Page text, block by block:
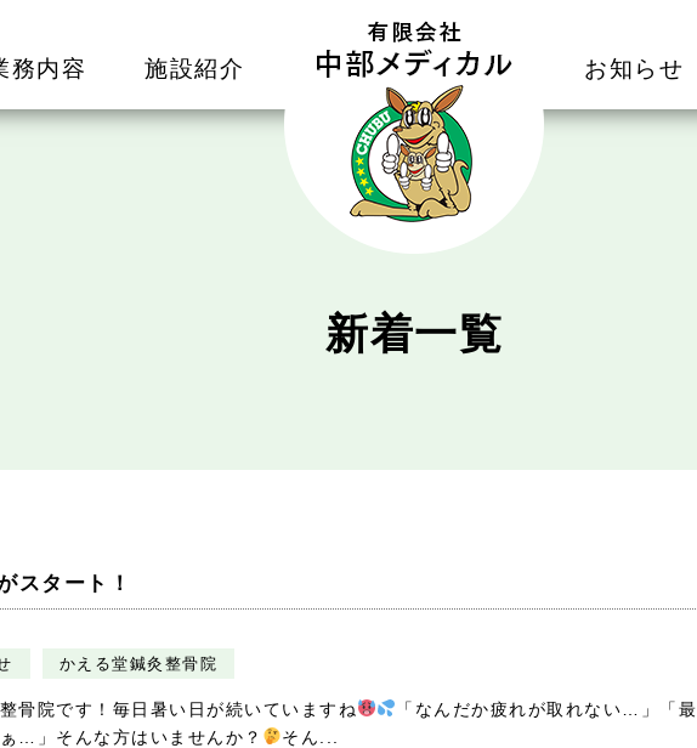
務内容 施設紹介 お知らせ
新着一覧
スタート！
かえる堂鍼灸整骨院
骨院です！毎日暑い日が続いていますね
「なんだか疲れが取れない…」「最
…」そんな方はいませんか？
そん...